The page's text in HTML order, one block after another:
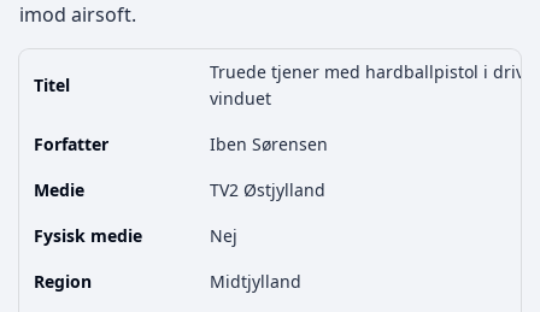
imod airsoft.
Titel
Truede tjener med hardballpistol i drive
vinduet
Forfatter
Iben Sørensen
Medie
TV2 Østjylland
Fysisk medie
Nej
Region
Midtjylland